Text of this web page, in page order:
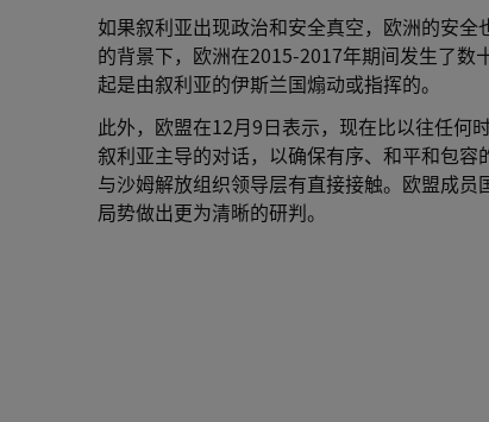
如果叙利亚出现政治和安全真空，欧洲的安
的背景下，欧洲在2015-2017年期间发生了数
起是由叙利亚的伊斯兰国煽动或指挥的。
此外，欧盟在12月9日表示，现在比以往任何
叙利亚主导的对话，以确保有序、和平和包
与沙姆解放组织领导层有直接接触。欧盟成
局势做出更为清晰的研判。